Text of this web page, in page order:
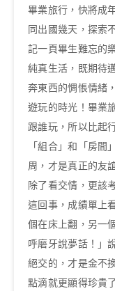
畢業旅行，快將成
同出國幾天，探索
記一頁畢生難忘的
純真生活，既期待
奔東西的惆悵情緒
遊玩的時光！畢業
跟誰玩，所以比起
「組合」和「房
周，才是真正的友
除了看交情，更該
這回事，成績單上
個在床上翻，另一
呼磨牙說夢話！」
絕交的，才是金不
點滴就更顯得珍貴